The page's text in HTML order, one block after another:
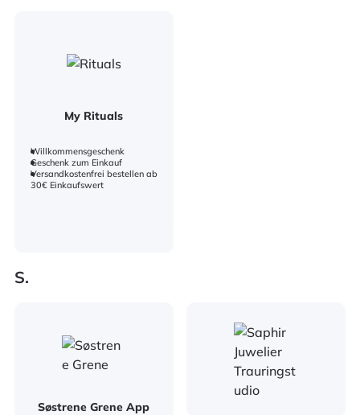
My Rituals
Willkommensgeschenk
Geschenk zum Einkauf
Versandkostenfrei bestellen ab
30€ Einkaufswert
S.
Søstrene Grene App